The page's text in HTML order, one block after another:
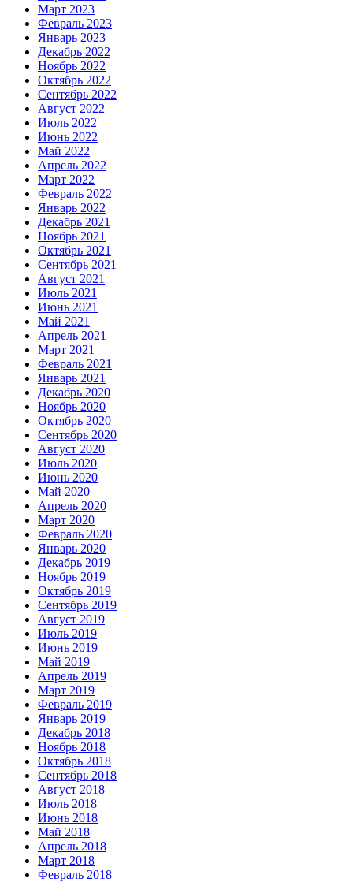
Март 2023
Февраль 2023
Январь 2023
Декабрь 2022
Ноябрь 2022
Октябрь 2022
Сентябрь 2022
Август 2022
Июль 2022
Июнь 2022
Май 2022
Апрель 2022
Март 2022
Февраль 2022
Январь 2022
Декабрь 2021
Ноябрь 2021
Октябрь 2021
Сентябрь 2021
Август 2021
Июль 2021
Июнь 2021
Май 2021
Апрель 2021
Март 2021
Февраль 2021
Январь 2021
Декабрь 2020
Ноябрь 2020
Октябрь 2020
Сентябрь 2020
Август 2020
Июль 2020
Июнь 2020
Май 2020
Апрель 2020
Март 2020
Февраль 2020
Январь 2020
Декабрь 2019
Ноябрь 2019
Октябрь 2019
Сентябрь 2019
Август 2019
Июль 2019
Июнь 2019
Май 2019
Апрель 2019
Март 2019
Февраль 2019
Январь 2019
Декабрь 2018
Ноябрь 2018
Октябрь 2018
Сентябрь 2018
Август 2018
Июль 2018
Июнь 2018
Май 2018
Апрель 2018
Март 2018
Февраль 2018